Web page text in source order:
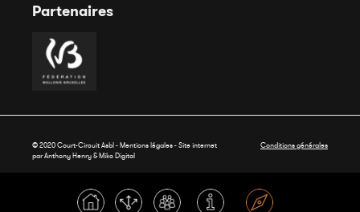
Partenaires
© 2020 Court-Circuit Asbl - Mentions légales - Site internet
par Anthony Henry &Miko Digital
Conditions générales